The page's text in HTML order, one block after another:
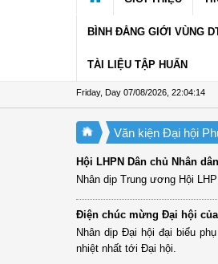
BÌNH ĐẲNG GIỚI VÙNG
TÀI LIỆU TẬP HUẤN
Friday, Day 07/08/2026 22:04:14
Văn kiện Đại hội
Hội LHPN Dân chủ Nhân
Nhân dịp Trung ương Hội
Điện chúc mừng Đại hội của
Nhân dịp Đại hội đại biểu
nhiệt nhất tới Đại hội.